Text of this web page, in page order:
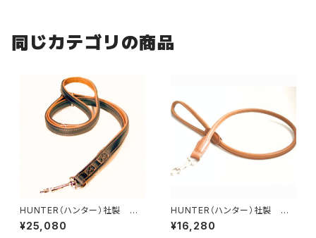
同じカテゴリの商品
HUNTER（ハンター）社製 犬
用カナディアン・エルクレザー3
wayリード【200cm・リード幅2
¥25,080
HUNTER（ハンター）社製 犬
用エルクレザー丸め革リード【1
00cm・リード直径8mm】
¥16,280